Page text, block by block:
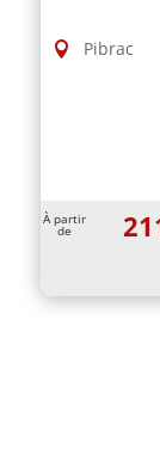
Pibrac
À partir
de